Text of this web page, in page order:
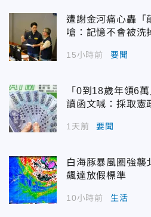
遭謝金河痛心轟「
嗆：記憶不會被洗
15小時前 要聞
「0到18歲年領6
讀函文喊：採取憲
1天前 要聞
白海豚暴風圈強襲
飆達放假標準
10小時前 生活